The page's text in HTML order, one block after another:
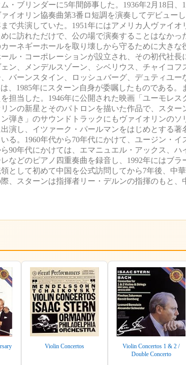
ブリンダーに5年間師事した。1936年2月18日、
イオリン協奏曲第3番ロ短調を演奏してデビューし
で共演していた。1951年にはアメリカ人ヴァイオ
に訪れただけで、公の場で演奏することはなかっ
ーネギーホールを取り壊しから守るために大きな
ル・コーポレーションが設立され、その初代社長
ン、メンデルスゾーン、シベリウス、チャイコフ
バーンスタイン、ロッシュバーグ、デュティユー
、1985年にスターン自身が委嘱したものである。
担当した。1946年に公開された映画「ユーモレス
ンの新星とそのパトロンを描いた作品で、スター
弾き」のサウンドトラックにもヴァイオリンのソ
演し、イツァーク・パールマンをはじめとする著
る。1960年代から70年代にかけて、ユージン・イ
90年代にかけては、エマニュエル・アックス、ハ
などのピアノ四重奏曲を録音し、1992年にはブラ
として初めて中国を公式訪問してから7年後、中
、スターンは指揮者リー・デルンの指揮のもと、
Violin Concertos
Violin Concertos 1 & 2 /
Double Concerto